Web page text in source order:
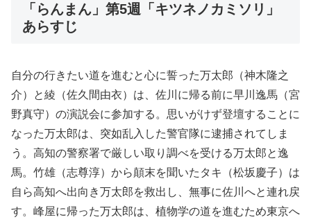
「らんまん」第5週「キツネノカミソリ」
あらすじ
自分の行きたい道を進むと心に誓った万太郎（神木隆之
介）と綾（佐久間由衣）は、佐川に帰る前に早川逸馬（宮
野真守）の演説会に参加する。思いがけず登壇することに
なった万太郎は、突如乱入した警官隊に逮捕されてしま
う。高知の警察署で厳しい取り調べを受ける万太郎と逸
馬。竹雄（志尊淳）から顛末を聞いたタキ（松坂慶子）は
自ら高知へ出向き万太郎を救出し、無事に佐川へと連れ戻
す。峰屋に帰った万太郎は、植物学の道を進むため東京へ